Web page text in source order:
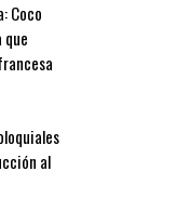
Coco
que
al